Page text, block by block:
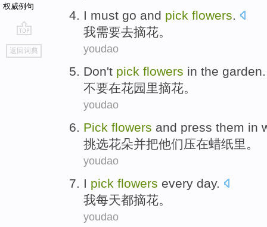
权威例句
go
top
返回词典
I must go and pick flowers.
我需要去摘花。
youdao
Don't pick flowers in the garden.
不要在花园里摘花。
youdao
Pick flowers and press them in
挑选花朵并把他们压在蜡纸里。
youdao
I pick flowers every day.
我每天都摘花。
youdao